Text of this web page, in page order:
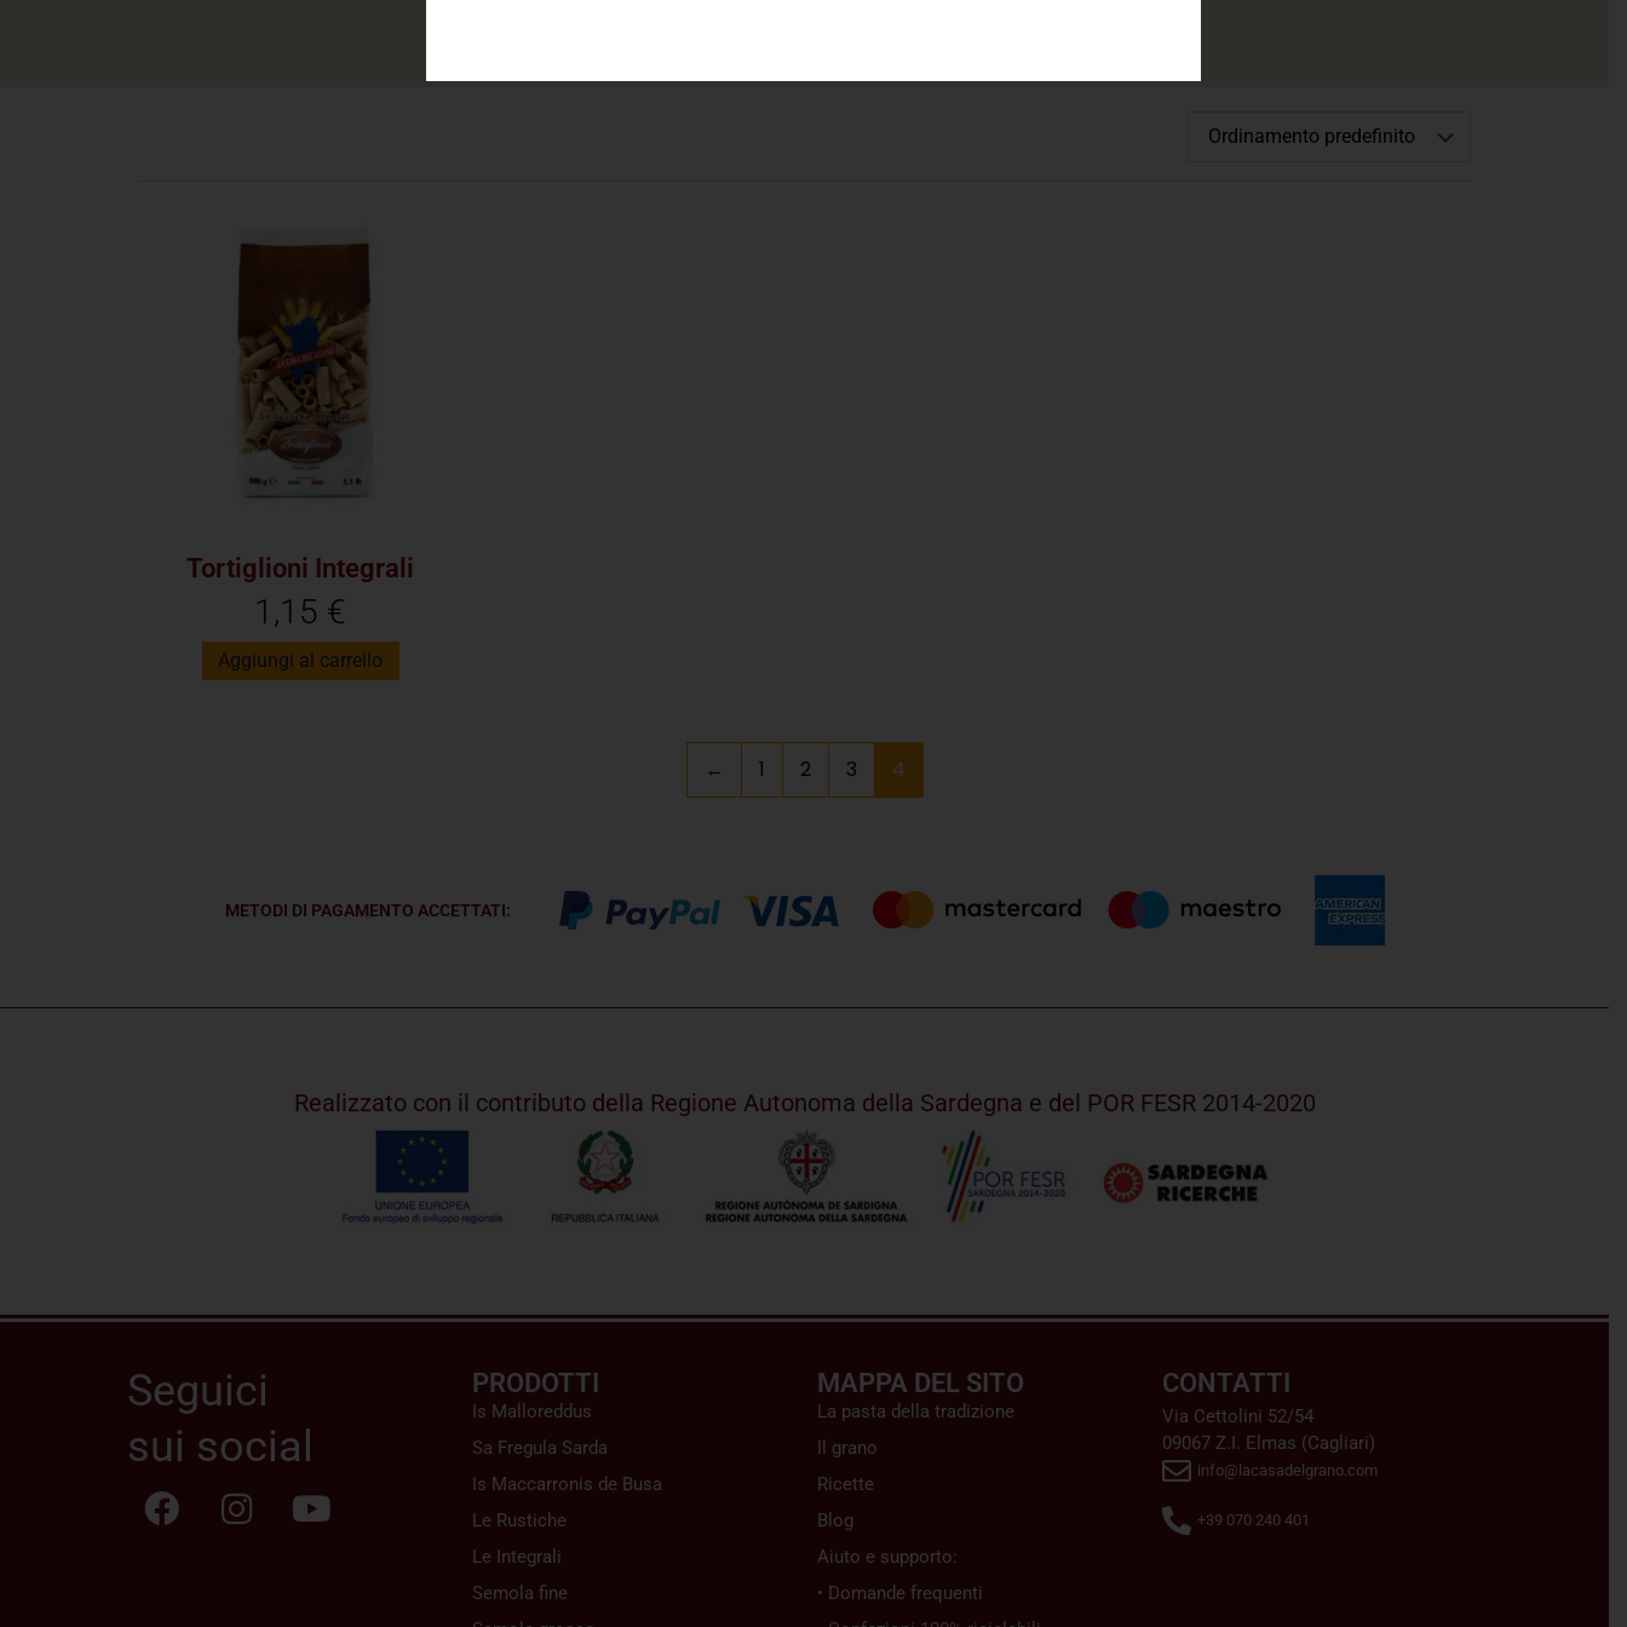
Tortiglioni Integrali
1,15 €
Aggiungi al carrello
← 1 2 3 4
METODI DI PAGAMENTO ACCETTATI:
Realizzato con il contributo della Regione Autonoma della Sardegna e del POR FESR 2014-2020
Seguici
sui social
PRODOTTI
Is Malloreddus
Sa Fregula Sarda
Is Maccarronis de Busa
Le Rustiche
Le Integrali
Semola fine
MAPPA DEL SITO
La pasta della tradizione
Il grano
Ricette
Blog
Aiuto e supporto:
• Domande frequenti
CONTATTI
Via Cettolini 52/54
09067 Z.I. Elmas (Cagliari)
info@lacasadelgrano.com
+39 070 240 401